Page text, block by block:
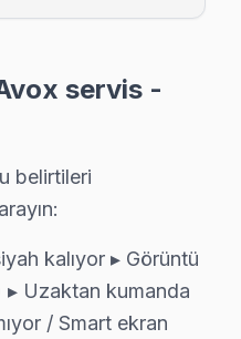
servis -
belirtileri
kalıyor ▸ Görüntü
Uzaktan kumanda
/ Smart ekran